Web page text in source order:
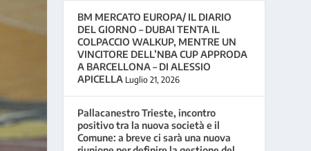
BM MERCATO EUROPA/ IL DIARIO
DEL GIORNO – DUBAI TENTA IL
COLPACCIO WALKUP, MENTRE UN
VINCITORE DELL’NBA CUP APPRODA
A BARCELLONA – DI ALESSIO
APICELLA Luglio 21, 2026
Pallacanestro Trieste, incontro
positivo tra la nuova società e il
Comune: a breve ci sarà una nuova